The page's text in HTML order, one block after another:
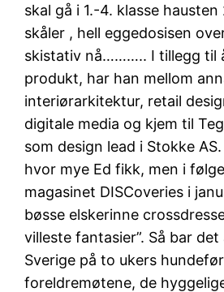
skal gå i 1.-4. klasse hausten
skåler , hell eggedosisen
skistativ nå……….. I tillegg til
produkt, har han mellom
interiørarkitektur, retail
digitale media og kjem til
som design lead i Stokke
hvor mye Ed fikk, men i
magasinet DISCoveries i
bøsse elskerinne
villeste fantasier”. Så bar
Sverige på to ukers
foreldremøtene, de